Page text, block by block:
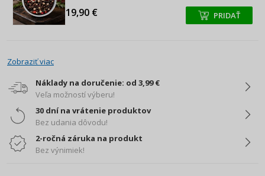
19,90 € +
+ PRIDAŤ
Zobraziť viac
Náklady na doručenie: od 3,99 €
Veľa možností výberu!
30 dní na vrátenie produktov
Bez udania dôvodu!
2-ročná záruka na produkt
Bez výnimiek!